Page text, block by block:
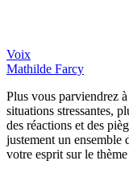
Voix
Mathilde Farcy
Plus vous parviendrez
situations stressantes,
des réactions et des
justement un ensemble
votre esprit sur le